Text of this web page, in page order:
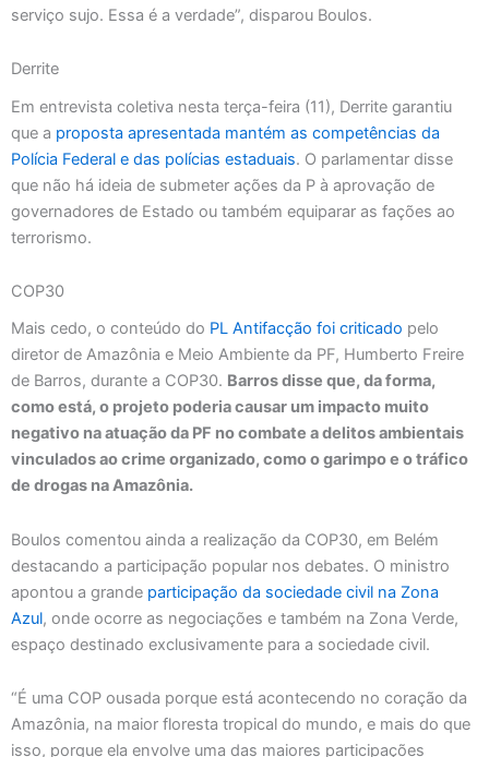
serviço sujo. Essa é a verdade”, disparou Boulos.
Derrite
Em entrevista coletiva nesta terça-feira (11), Derrite garantiu
que a proposta apresentada mantém as competências da
Polícia Federal e das polícias estaduais. O parlamentar disse
que não há ideia de submeter ações da P à aprovação de
governadores de Estado ou também equiparar as fações ao
terrorismo.
COP30
Mais cedo, o conteúdo do PL Antifacção foi criticado pelo
diretor de Amazônia e Meio Ambiente da PF, Humberto Freire
de Barros, durante a COP30. Barros disse que, da forma,
como está, o projeto poderia causar um impacto muito
negativo na atuação da PF no combate a delitos ambientais
vinculados ao crime organizado, como o garimpo e o tráfico
de drogas na Amazônia.
Boulos comentou ainda a realização da COP30, em Belém
destacando a participação popular nos debates. O ministro
apontou a grande participação da sociedade civil na Zona
Azul, onde ocorre as negociações e também na Zona Verde,
espaço destinado exclusivamente para a sociedade civil.
“É uma COP ousada porque está acontecendo no coração da
Amazônia, na maior floresta tropical do mundo, e mais do que
isso, porque ela envolve uma das maiores participações